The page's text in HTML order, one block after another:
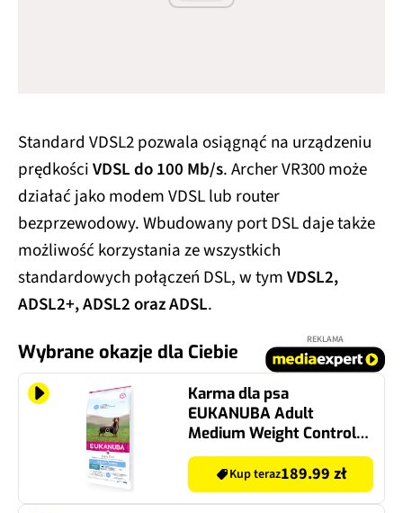
Standard VDSL2 pozwala osiągnąć na urządzeniu
prędkościVDSL do 100 Mb/s. Archer VR300 może
działać jako modem VDSL lub router
bezprzewodowy. Wbudowany port DSL daje także
możliwość korzystania ze wszystkich
standardowych połączeń DSL, w tymVDSL2,
ADSL2+, ADSL2 oraz ADSL.
Wybrane okazje dla Ciebie
REKLAMA
Karma dla psa
EUKANUBA Adult
Medium Weight Control
Kurczak 15 kg
Kup teraz189.99 zł